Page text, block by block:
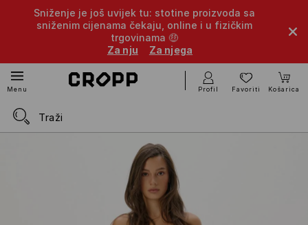
Sniženje je još uvijek tu: stotine proizvoda sa
sniženim cijenama čekaju, online i u fizičkim
trgovinama 🤑
Za nju
Za njega
Menu Profil Favoriti Košarica